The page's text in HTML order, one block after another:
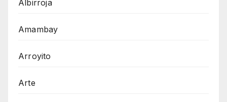
Albirroja
Amambay
Arroyito
Arte